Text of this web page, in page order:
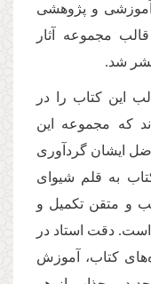
و پژوهشی
در سال 1389 در قالب مجموعه آثار
شد.
این كتاب را در
كه مجموعه این
ایشان گردآورى
به قلم شیواى
و متقن تكمیل و
دقت استاد در
كتاب، آموزش